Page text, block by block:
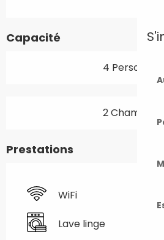
Capacité
4 Personne(s)
2 Chambre(s)
Prestations
WiFi
Lave linge